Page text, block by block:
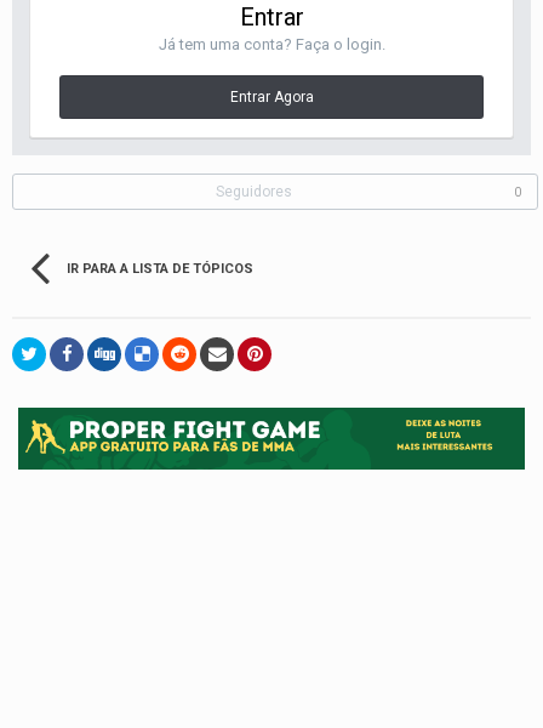
Entrar
Já tem uma conta? Faça o login.
Entrar Agora
Seguidores 0
IR PARA A LISTA DE TÓPICOS